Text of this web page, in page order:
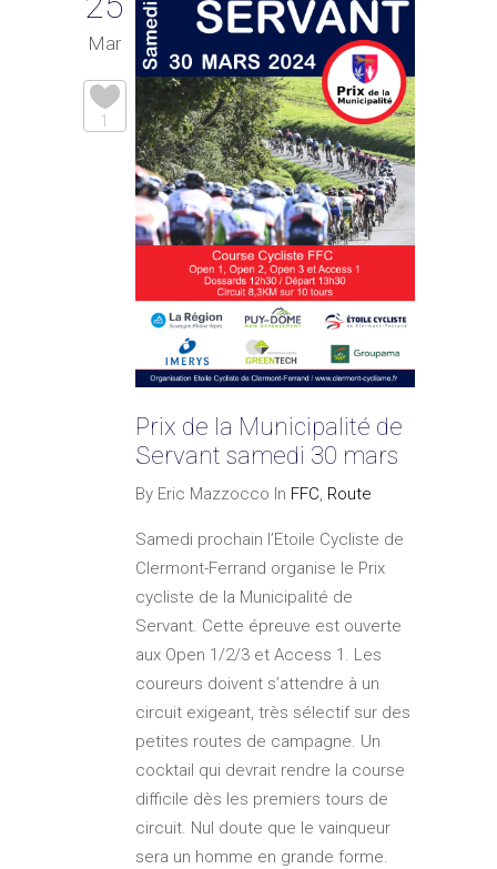
Mar
1
Prix de la Municipalité de
Servant samedi 30 mars
By Eric Mazzocco In FFC, Route
Samedi prochain l’Etoile Cycliste de
Clermont-Ferrand organise le Prix
cycliste de la Municipalité de
Servant. Cette épreuve est ouverte
aux Open 1/2/3 et Access 1. Les
coureurs doivent s’attendre à un
circuit exigeant, très sélectif sur des
petites routes de campagne. Un
cocktail qui devrait rendre la course
difficile dès les premiers tours de
circuit. Nul doute que le vainqueur
sera un homme en grande forme.